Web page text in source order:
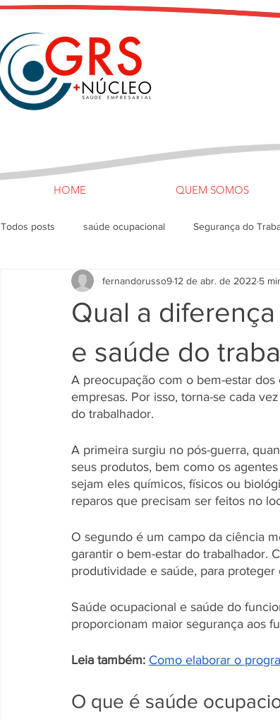
HOME QUEM SOMOS
Todos posts saúde ocupacional Segurança do
Saúde Empresarial RH CIPA
Qual a
e saúde do
fernandorusso912 de abr. de 2022 5
A preocupação com o bem-estar
empresas. Por isso, torna-se cada
do trabalhador.
A primeira surgiu no pós-guerra,
seus produtos, bem como os
sejam eles químicos, físicos ou
reparos que precisam ser feitos no
O segundo é um campo da ciência
garantir o bem-estar do trabalhador.
produtividade e saúde, para
Saúde ocupacional e saúde do
proporcionam maior segurança aos
Leia também: Como elaborar o
O que é saúde